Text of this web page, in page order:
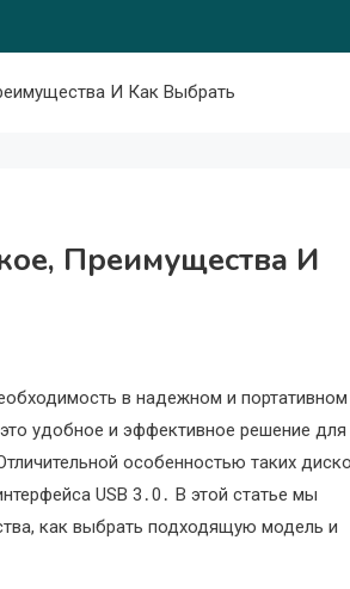
И Как Выбрать
Преимущества И
в надежном и портативном
удобное и эффективное решение для
особенностью таких
USB 3․0․ В этой статье мы
как выбрать подходящую модель и